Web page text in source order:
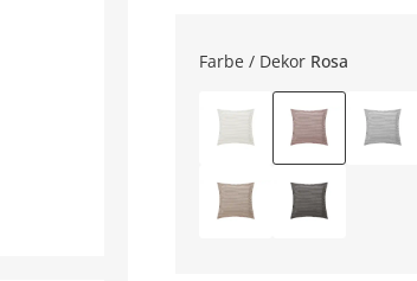
Farbe / Dekor Rosa